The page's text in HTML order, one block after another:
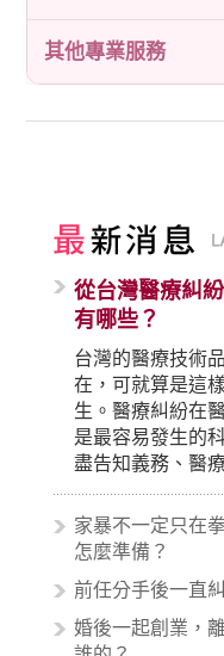
其他專業服務
從台灣醫療糾
有哪些？
台灣的醫療技術
在，可就算是這
生。醫療糾紛在
是最容易發生的
盡告知義務、醫
顧失當、醫療費
生與病患之間引
例中最後都走向
的內容其實非常
家暴不一定只在
怎麼準備？
前任分手後一直
婚後一起創業，